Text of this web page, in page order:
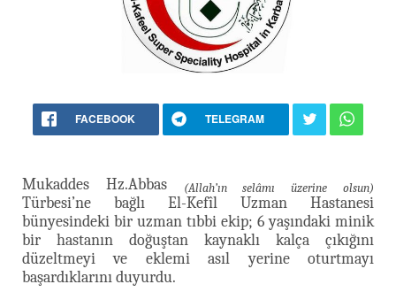
FACEBOOK TELEGRAM
Mukaddes Hz.Abbas (Allah’ın selâmı üzerine olsun)
Türbesi’ne bağlı El-Kefîl Uzman Hastanesi
bünyesindeki bir uzman tıbbi ekip; 6 yaşındaki minik
bir hastanın doğuştan kaynaklı kalça çıkığını
düzeltmeyi ve eklemi asıl yerine oturtmayı
başardıklarını duyurdu.